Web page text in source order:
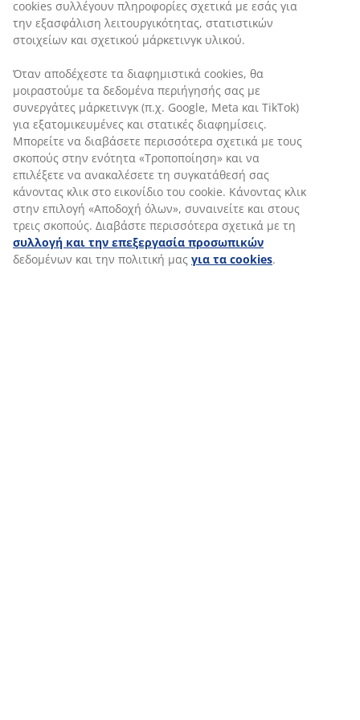
εμπειρία προς τους πελάτες μας.
Στο Εμπορικό Τμήμα της JYSK γιορτάζουμε
τόσο τις μικρές, όσο και τις μεγάλες νίκες.
Επιβραβεύουμε τους συναδέλφους που
λειτουργούν με ομαδικότητα και κάνουν
καλές πωλήσεις.
ΕΡΓΑΣΙΑ ΣΤΟ ΕΜΠΟΡΙΚΟ
ΤΜΗΜΑ
cookies συλλέγουν πληροφορίες σχετικά με εσάς για
την εξασφάλιση λειτουργικότητας, στατιστικών
στοιχείων και σχετικού μάρκετινγκ υλικού.
Όταν αποδέχεστε τα διαφημιστικά cookies, θα
μοιραστούμε τα δεδομένα περιήγησής σας με
συνεργάτες μάρκετινγκ (π.χ. Google, Meta και TikTok)
για εξατομικευμένες και στατικές διαφημίσεις.
Μπορείτε να διαβάσετε περισσότερα σχετικά με τους
σκοπούς στην ενότητα «Τροποποίηση» και να
επιλέξετε να ανακαλέσετε τη συγκατάθεσή σας
κάνοντας κλικ στο εικονίδιο του cookie. Κάνοντας κλικ
στην επιλογή «Αποδοχή όλων», συναινείτε και στους
τρεις σκοπούς. Διαβάστε περισσότερα σχετικά με τη
συλλογή και την επεξεργασία προσωπικών
δεδομένων και την πολιτική μας για τα cookies.